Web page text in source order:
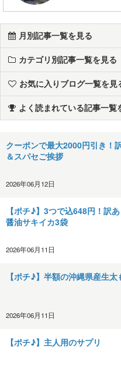
月別記事一覧を見る
カテゴリ別記事一覧を見る
お気に入りブログ一覧を見
よく読まれている記事一覧
クーポンで最大2000円引き！
＆スパセご挨拶
2026年06月12日
【ポチ♪】3つで込648円！訳
醤油サキイカ3袋
2026年06月11日
【ポチ♪】半額の沖縄県産生
2026年06月11日
【ポチ♪】主人用のサプリ